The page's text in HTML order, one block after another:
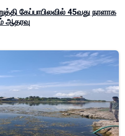
கேப்பாபிலவில் 45வது நாளாக
ஆதரவு